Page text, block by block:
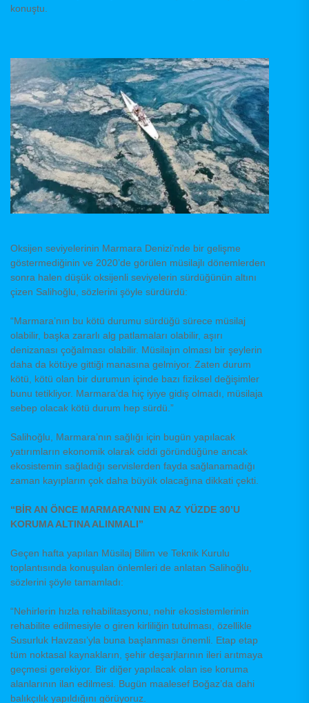
konuştu.
Oksijen seviyelerinin Marmara Denizi’nde bir gelişme
göstermediğinin ve 2020’de görülen müsilajlı dönemlerden
sonra halen düşük oksijenli seviyelerin sürdüğünün altını
çizen Salihoğlu, sözlerini şöyle sürdürdü:
“Marmara’nın bu kötü durumu sürdüğü sürece müsilaj
olabilir, başka zararlı alg patlamaları olabilir, aşırı
denizanası çoğalması olabilir. Müsilajın olması bir şeylerin
daha da kötüye gittiği manasına gelmiyor. Zaten durum
kötü, kötü olan bir durumun içinde bazı fiziksel değişimler
bunu tetikliyor. Marmara’da hiç iyiye gidiş olmadı, müsilaja
sebep olacak kötü durum hep sürdü.”
Salihoğlu, Marmara’nın sağlığı için bugün yapılacak
yatırımların ekonomik olarak ciddi göründüğüne ancak
ekosistemin sağladığı servislerden fayda sağlanamadığı
zaman kayıpların çok daha büyük olacağına dikkati çekti.
“BİR AN ÖNCE MARMARA’NIN EN AZ YÜZDE 30’U
KORUMA ALTINA ALINMALI”
Geçen hafta yapılan Müsilaj Bilim ve Teknik Kurulu
toplantısında konuşulan önlemleri de anlatan Salihoğlu,
sözlerini şöyle tamamladı:
“Nehirlerin hızla rehabilitasyonu, nehir ekosistemlerinin
rehabilite edilmesiyle o giren kirliliğin tutulması, özellikle
Susurluk Havzası’yla buna başlanması önemli. Etap etap
tüm noktasal kaynakların, şehir deşarjlarının ileri arıtmaya
geçmesi gerekiyor. Bir diğer yapılacak olan ise koruma
alanlarının ilan edilmesi. Bugün maalesef Boğaz’da dahi
balıkçılık yapıldığını görüyoruz.